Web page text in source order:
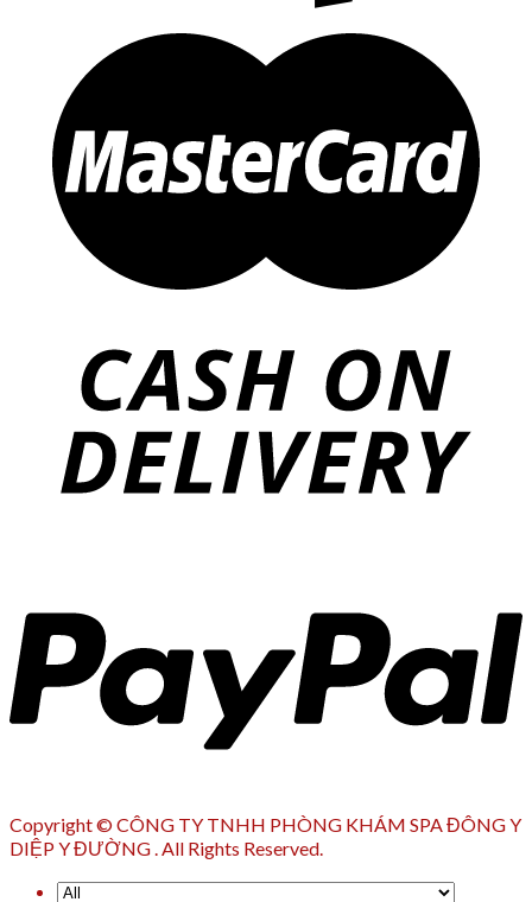
Copyright © CÔNG TY TNHH PHÒNG KHÁM SPA ĐÔNG Y
DIỆP Y ĐƯỜNG . All Rights Reserved.